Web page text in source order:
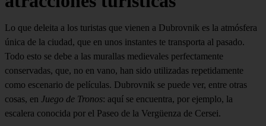
Lo que deleita a los turistas que vienen a Dubrovnik es la atmósfera
única de la ciudad, que en unos instantes te transporta al pasado.
Todo esto se debe a las murallas medievales perfectamente
conservadas, que, no en vano, han sido utilizadas repetidamente
como escenario de películas. Dubrovnik se puede ver, entre otras
cosas, en Juego de Tronos: aquí se encuentra, por ejemplo, la
escalera conocida por el Paseo de la Vergüenza de Cersei.